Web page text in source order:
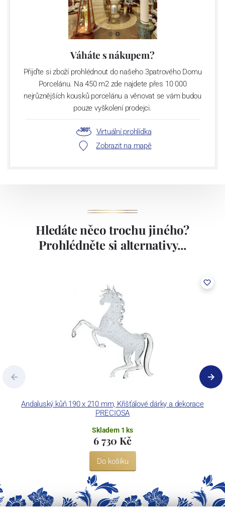
Váháte s nákupem?
Přijďte si zboží prohlédnout do našeho 3patrového Domu
Porcelánu. Na 450 m2 zde najdete přes 10 000
nejrůznějších kousků porcelánu a věnovat se vám budou
pouze vyškolení prodejci.
Virtuální prohlídka
Zobrazit na mapě
Hledáte něco trochu jiného?
Prohlédněte si alternativy...
Andaluský kůň 190 x 210 mm, Křišťálové dárky a dekorace
PRECIOSA
Skladem 1 ks
6 730 Kč
Do košíku